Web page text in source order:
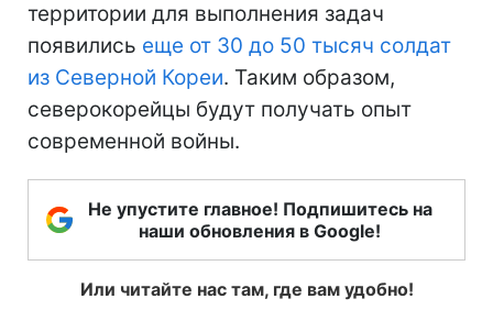
территории для выполнения задач
появились еще от 30 до 50 тысяч солдат
из Северной Кореи. Таким образом,
северокорейцы будут получать опыт
современной войны.
Не упустите главное! Подпишитесь на
наши обновления в Google!
Или читайте нас там, где вам удобно!